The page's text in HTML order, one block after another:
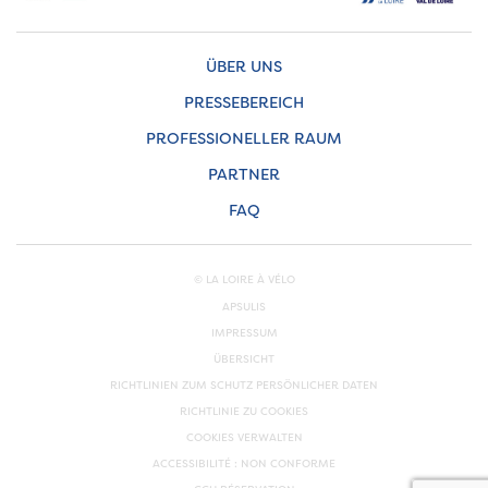
ÜBER UNS
PRESSEBEREICH
PROFESSIONELLER RAUM
PARTNER
FAQ
© LA LOIRE À VÉLO
APSULIS
IMPRESSUM
ÜBERSICHT
RICHTLINIEN ZUM SCHUTZ PERSÖNLICHER DATEN
RICHTLINIE ZU COOKIES
COOKIES VERWALTEN
ACCESSIBILITÉ : NON CONFORME